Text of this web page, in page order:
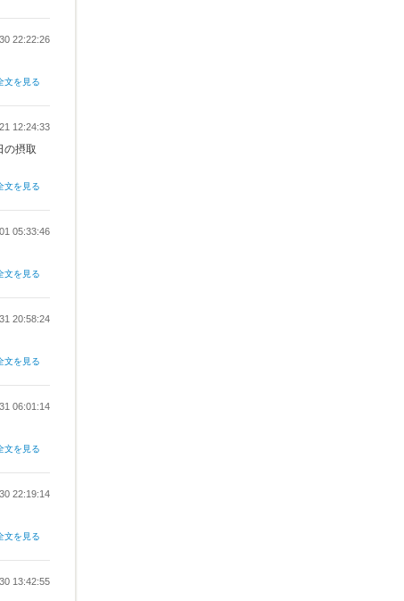
22:22:26
文を見る
12:24:33
の摂取
文を見る
05:33:46
文を見る
20:58:24
文を見る
06:01:14
文を見る
22:19:14
文を見る
13:42:55